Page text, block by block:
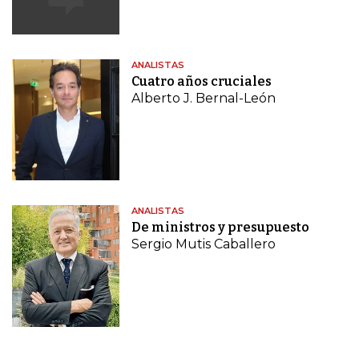
ANALISTAS
Cuatro años cruciales
Alberto J. Bernal-León
ANALISTAS
De ministros y presupuesto
Sergio Mutis Caballero